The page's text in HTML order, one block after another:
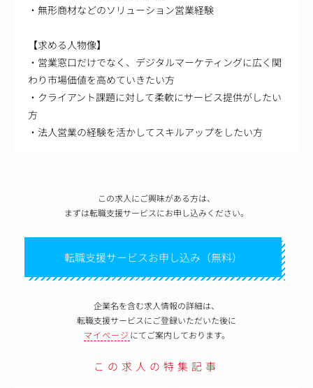
・無形商材などのソリューション営業経験
【求める人物像】
・営業窓口だけでなく、デジタルマーケティングに広く関
わり市場価値を高めていきたい方
・クライアント課題に対して柔軟にサービス提供がしたい
方
・法人営業の経験を活かしてスキルアップをしたい方
この求人にご興味がある方は、
まずは転職支援サービスにお申し込みください。
転職支援サービスお申し込み（無料）
企業名を含む求人情報の詳細は、
転職支援サービスにご登録いただいた後に
マイページ にてご案内しております。
この求人の特集記事